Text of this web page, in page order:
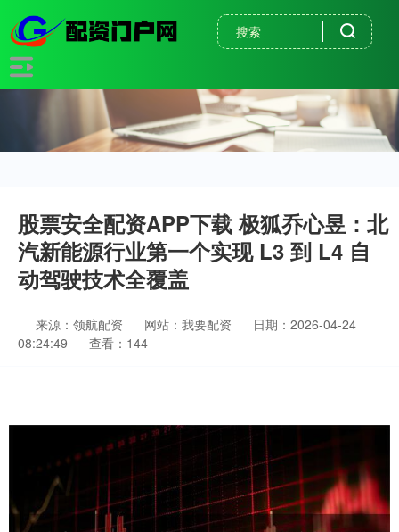
股票安全配资APP下载 极狐乔心昱：北
汽新能源行业第一个实现 L3 到 L4 自
动驾驶技术全覆盖
来源：领航配资 网站：我要配资
日期：2026-04-24
08:24:49
查看：144